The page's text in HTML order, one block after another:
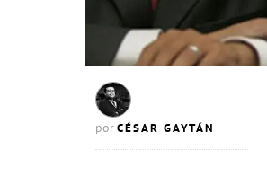
por CÉSAR GAYTÁN